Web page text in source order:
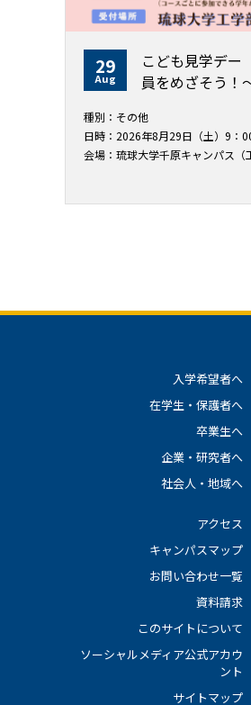
29
Aug
こども見学デ
員をめざそう！
種別：その他
日時：2026年8月29日（土）9：
会場：琉球大学千原キャンパス（
入学希望者へ
在学生・保護者へ
卒業生へ
企業・研究者へ
社会人・地域へ
アクセス
キャンパスマップ
お問い合わせ一覧
資料請求
このサイトについて
ソーシャルメディア公式アカウ
ント
サイトマップ